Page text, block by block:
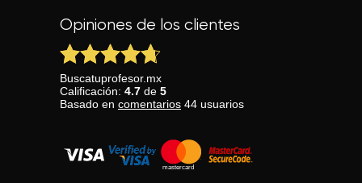
Opiniones de los clientes
Buscatuprofesor.mx
Calificación: 4.7 de 5
Basado en comentarios 44 usuarios